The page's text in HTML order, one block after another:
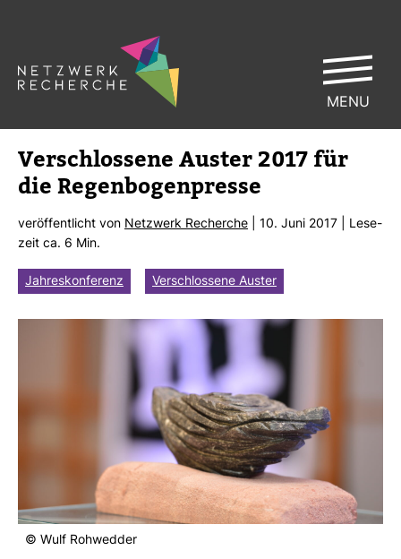
Ver­schlos­sene Auster 2017 für
die Regen­bo­gen­presse
ver­öf­fent­licht von Netz­werk Recherche | 10. Juni 2017 | Lese­
zeit ca. 6 Min.
Jahreskonferenz Verschlossene Auster
© Wulf Roh­wedder
MENU